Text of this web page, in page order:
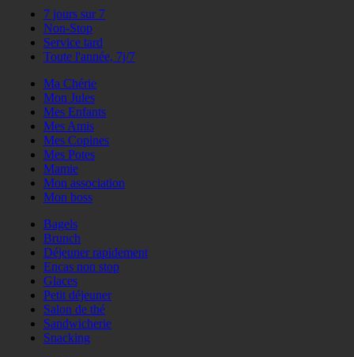
7 jours sur 7
Non-Stop
Service tard
Toute l'année, 7j/7
Ma Chérie
Mon Jules
Mes Enfants
Mes Amis
Mes Copines
Mes Potes
Mamie
Mon association
Mon boss
Bagels
Brunch
Déjeuner rapidement
Encas non stop
Glaces
Petit déjeuner
Salon de thé
Sandwicherie
Snacking